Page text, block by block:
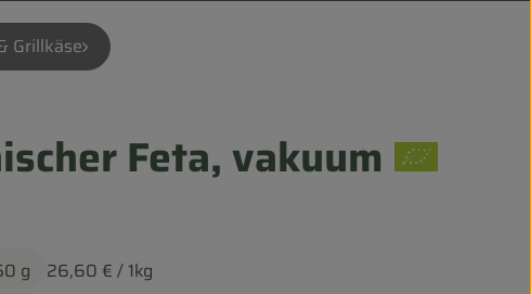
Grillkäse
Feta, vakuum
g 26,60 € / 1kg